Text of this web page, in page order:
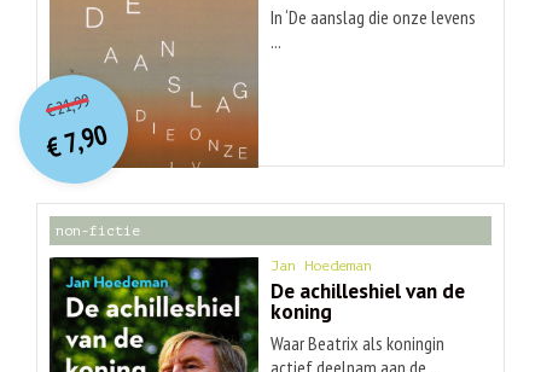
In ‘De aanslag die onze levens
...
€21,99O
orspr
onkelijke
prijs
was:
€ 21,99.
€7,90
Huidige
prijs
is:
€ 7,90.
non-fictie
Jan Hoedeman
De achilleshiel van de
koning
Waar Beatrix als koningin
actief deelnam aan de ...